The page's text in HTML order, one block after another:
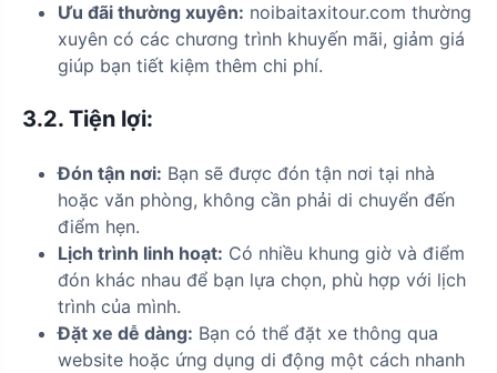
Ưu đãi thường xuyên: noibaitaxitour.com thường
xuyên có các chương trình khuyến mãi, giảm giá
giúp bạn tiết kiệm thêm chi phí.
3.2. Tiện lợi:
Đón tận nơi: Bạn sẽ được đón tận nơi tại nhà
hoặc văn phòng, không cần phải di chuyển đến
điểm hẹn.
Lịch trình linh hoạt: Có nhiều khung giờ và điểm
đón khác nhau để bạn lựa chọn, phù hợp với lịch
trình của mình.
Đặt xe dễ dàng: Bạn có thể đặt xe thông qua
website hoặc ứng dụng di động một cách nhanh